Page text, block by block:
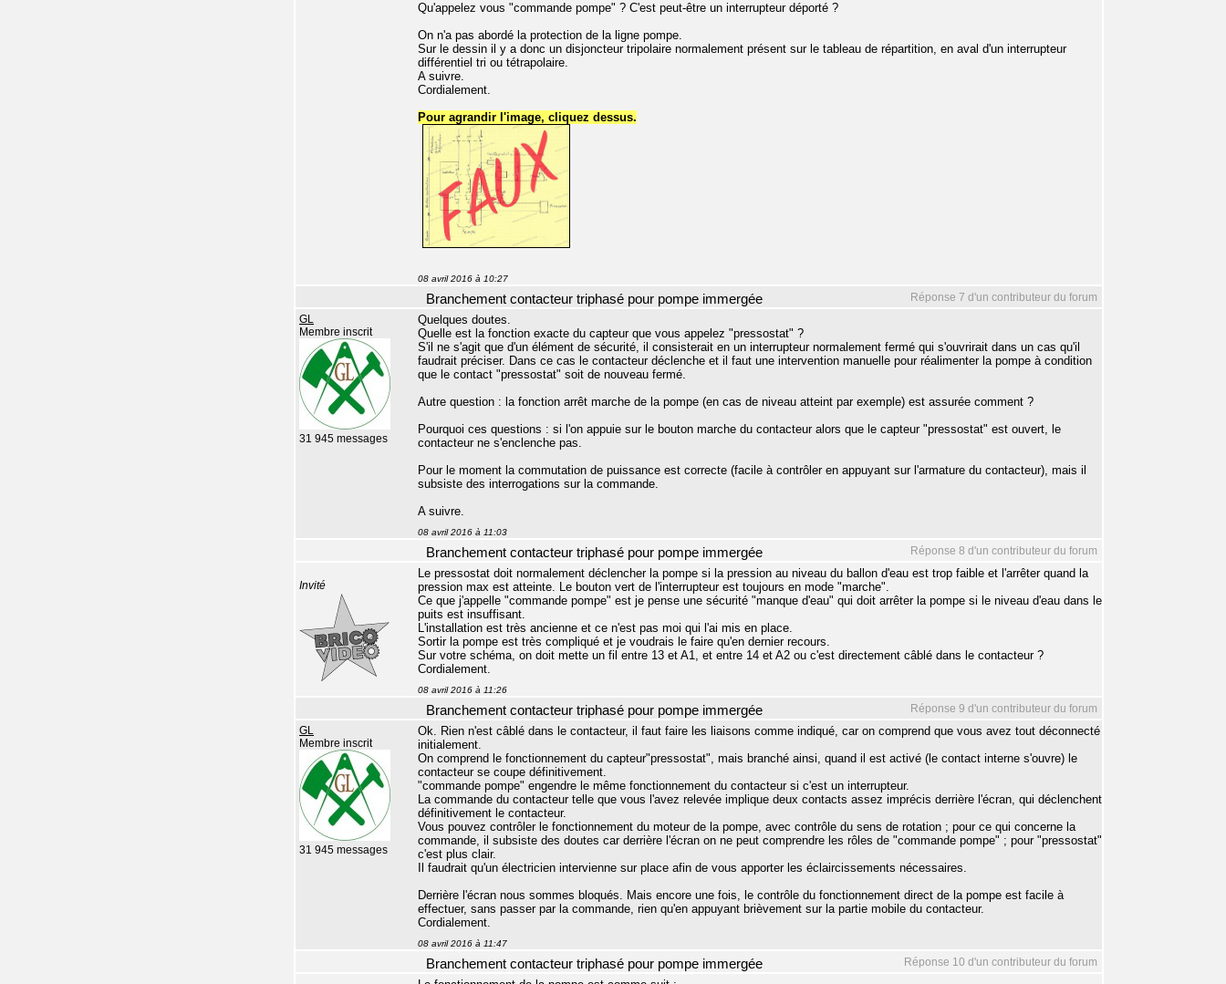
Qu'appelez vous "commande pompe" ? C'est peut-être un interrupteur déporté ?
On n'a pas abordé la protection de la ligne pompe.
Sur le dessin il y a donc un disjoncteur tripolaire normalement présent sur le tableau de répartition, en aval d'un interrupteur
différentiel tri ou tétrapolaire.
A suivre.
Cordialement.
Pour agrandir l'image, cliquez dessus.
08 avril 2016 à 10:27
Réponse 7 d'un contributeur du forum
Branchement contacteur triphasé pour pompe immergée
GL
Membre inscrit
31 945 messages
Quelques doutes.
Quelle est la fonction exacte du capteur que vous appelez "pressostat" ?
S'il ne s'agit que d'un élément de sécurité, il consisterait en un interrupteur normalement fermé qui s'ouvrirait dans un cas qu'il
faudrait préciser. Dans ce cas le contacteur déclenche et il faut une intervention manuelle pour réalimenter la pompe à condition
que le contact "pressostat" soit de nouveau fermé.
Autre question : la fonction arrêt marche de la pompe (en cas de niveau atteint par exemple) est assurée comment ?
Pourquoi ces questions : si l'on appuie sur le bouton marche du contacteur alors que le capteur "pressostat" est ouvert, le
contacteur ne s'enclenche pas.
Pour le moment la commutation de puissance est correcte (facile à contrôler en appuyant sur l'armature du contacteur), mais il
subsiste des interrogations sur la commande.
A suivre.
08 avril 2016 à 11:03
Réponse 8 d'un contributeur du forum
Branchement contacteur triphasé pour pompe immergée
Invité
Le pressostat doit normalement déclencher la pompe si la pression au niveau du ballon d'eau est trop faible et l'arrêter quand la
pression max est atteinte. Le bouton vert de l'interrupteur est toujours en mode "marche".
Ce que j'appelle "commande pompe" est je pense une sécurité "manque d'eau" qui doit arrêter la pompe si le niveau d'eau dans le
puits est insuffisant.
L'installation est très ancienne et ce n'est pas moi qui l'ai mis en place.
Sortir la pompe est très compliqué et je voudrais le faire qu'en dernier recours.
Sur votre schéma, on doit mette un fil entre 13 et A1, et entre 14 et A2 ou c'est directement câblé dans le contacteur ?
Cordialement.
08 avril 2016 à 11:26
Réponse 9 d'un contributeur du forum
Branchement contacteur triphasé pour pompe immergée
GL
Membre inscrit
31 945 messages
Ok. Rien n'est câblé dans le contacteur, il faut faire les liaisons comme indiqué, car on comprend que vous avez tout déconnecté
initialement.
On comprend le fonctionnement du capteur"pressostat", mais branché ainsi, quand il est activé (le contact interne s'ouvre) le
contacteur se coupe définitivement.
"commande pompe" engendre le même fonctionnement du contacteur si c'est un interrupteur.
La commande du contacteur telle que vous l'avez relevée implique deux contacts assez imprécis derrière l'écran, qui déclenchent
définitivement le contacteur.
Vous pouvez contrôler le fonctionnement du moteur de la pompe, avec contrôle du sens de rotation ; pour ce qui concerne la
commande, il subsiste des doutes car derrière l'écran on ne peut comprendre les rôles de "commande pompe" ; pour "pressostat"
c'est plus clair.
Il faudrait qu'un électricien intervienne sur place afin de vous apporter les éclaircissements nécessaires.
Derrière l'écran nous sommes bloqués. Mais encore une fois, le contrôle du fonctionnement direct de la pompe est facile à
effectuer, sans passer par la commande, rien qu'en appuyant brièvement sur la partie mobile du contacteur.
Cordialement.
08 avril 2016 à 11:47
Réponse 10 d'un contributeur du forum
Branchement contacteur triphasé pour pompe immergée